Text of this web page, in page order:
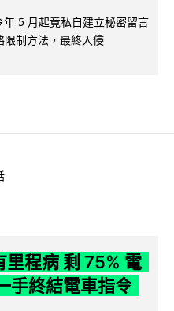
5 月起竟私自建立秘密留言
制方法，最終入侵
程病 剩 75% 電
手終結電車指令